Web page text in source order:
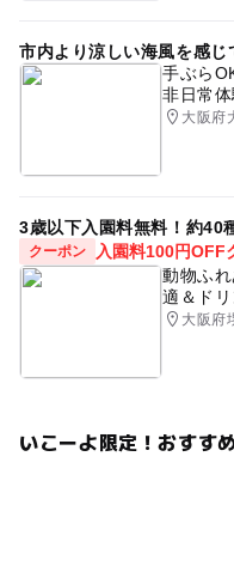
市内より涼しい海風を感じ
手ぶら
非日常
大阪府
3歳以下入園料無料！約40
クーポン
入園料100円OFF
動物ふ
適＆ド
大阪府
いこーよ限定！おすす